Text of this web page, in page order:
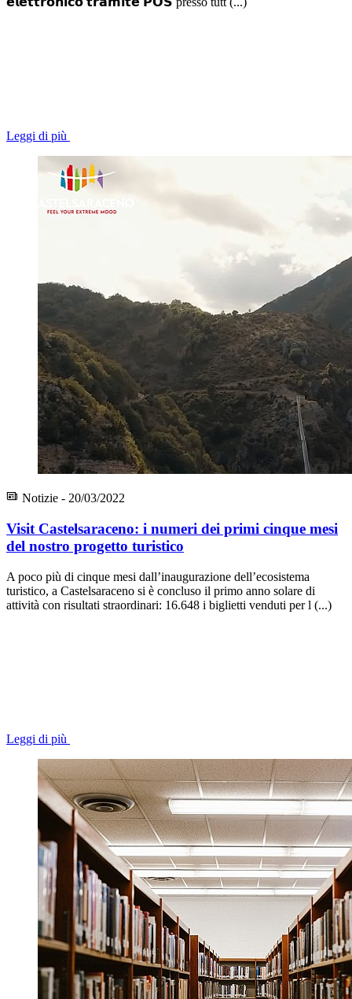
Leggi di più
Notizie - 20/03/2022
Visit Castelsaraceno: i numeri dei primi cinque mesi
del nostro progetto turistico
A poco più di cinque mesi dall’inaugurazione dell’ecosistema
turistico, a Castelsaraceno si è concluso il primo anno solare di
attività con risultati straordinari: 16.648 i biglietti venduti per l (...)
Leggi di più